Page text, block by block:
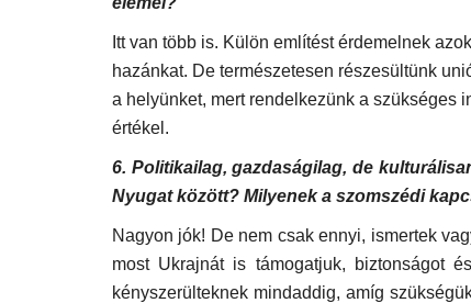
Itt van több is. Külön említést érdemelnek
hazánkat. De természetesen részesültünk
a helyünket, mert rendelkezünk a szükséges
értékel.
6. Politikailag, gazdaságilag, de
Nyugat között? Milyenek a szomszédi
Nagyon jók! De nem csak ennyi, ismertek
most Ukrajnát is támogatjuk, biztonságot
kényszerülteknek mindaddig, amíg
Demokrácia – áldás vagy